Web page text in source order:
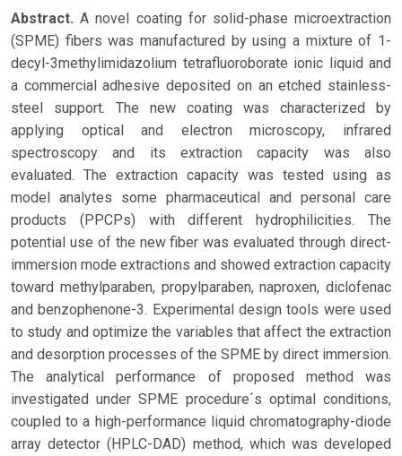
Abstract.A novel coating for solid-phase microextraction
(SPME) fibers was manufactured by using a mixture of 1-
decyl-3methylimidazolium tetrafluoroborate ionic liquid and
a commercial adhesive deposited on an etched stainless-
steel support. The new coating was characterized by
applying optical and electron microscopy, infrared
spectroscopy and its extraction capacity was also
evaluated. The extraction capacity was tested using as
model analytes some pharmaceutical and personal care
products (PPCPs) with different hydrophilicities. The
potential use of the new fiber was evaluated through direct-
immersion mode extractions and showed extraction capacity
toward methylparaben, propylparaben, naproxen, diclofenac
and benzophenone-3. Experimental design tools were used
to study and optimize the variables that affect the extraction
and desorption processes of the SPME by direct immersion.
The analytical performance of proposed method was
investigated under SPME procedure´s optimal conditions,
coupled to a high-performance liquid chromatography-diode
array detector (HPLC-DAD) method, which was developed